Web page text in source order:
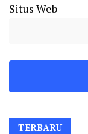
Situs Web
TERBARU